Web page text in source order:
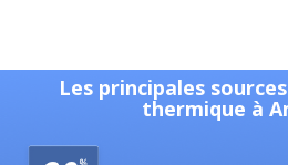
Les principales
thermique à